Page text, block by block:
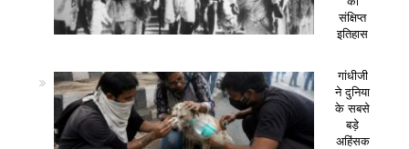
संक्षिप्त
इतिहास
गांधीजी
ने दुनिया
के सबसे
बड़े
अहिंसक